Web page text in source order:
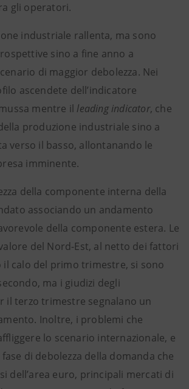
gli operatori.
industriale rallenta, ma sono
sino a fine anno a
di maggior debolezza. Nei
ascendete dell’indicatore
mentre il leading indicator, che
produzione industriale sino a
verso il basso, allontanando le
imminente.
della componente interna della
associando un andamento
della componente estera. Le
del Nord-Est, al netto dei fattori
il calo del primo trimestre, si sono
ma i giudizi degli
il terzo trimestre segnalano un
Inoltre, i problemi che
lo scenario internazionale, e
di debolezza della domanda che
dell’area euro, principali mercati di